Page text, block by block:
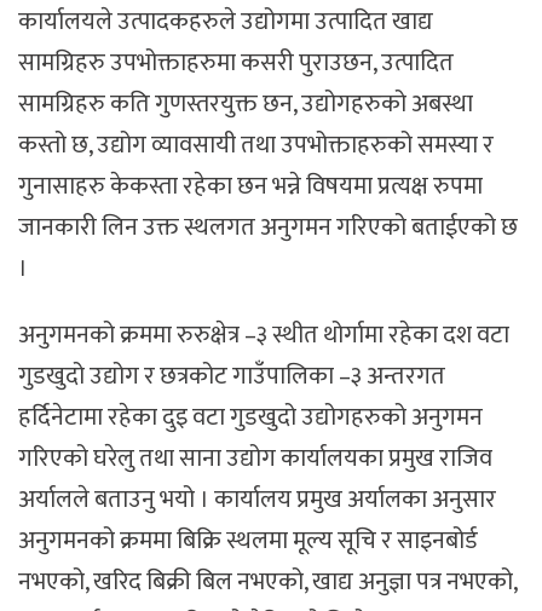
कार्यालयले उत्पादकहरुले उद्योगमा उत्पादित खाद्य
सामग्रिहरु उपभोक्ताहरुमा कसरी पुराउछन, उत्पादित
सामग्रिहरु कति गुणस्तरयुक्त छन, उद्योगहरुको अबस्था
कस्तो छ, उद्योग व्यावसायी तथा उपभोक्ताहरुको समस्या र
गुनासाहरु केकस्ता रहेका छन भन्ने विषयमा प्रत्यक्ष रुपमा
जानकारी लिन उक्त स्थलगत अनुगमन गरिएको बताईएको छ
।
अनुगमनको क्रममा रुरुक्षेत्र –३ स्थीत थोर्गामा रहेका दश वटा
गुडखुदो उद्योग र छत्रकोट गाउँपालिका –३ अन्तरगत
हर्दिनेटामा रहेका दुइ वटा गुडखुदो उद्योगहरुको अनुगमन
गरिएको घरेलु तथा साना उद्योग कार्यालयका प्रमुख राजिव
अर्यालले बताउनु भयो । कार्यालय प्रमुख अर्यालका अनुसार
अनुगमनको क्रममा बिक्रि स्थलमा मूल्य सूचि र साइनबोर्ड
नभएको, खरिद बिक्री बिल नभएको, खाद्य अनुज्ञा पत्र नभएको,